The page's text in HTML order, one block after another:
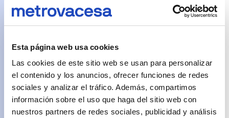
Esta página web usa cookies
Las cookies de este sitio web se usan para personalizar
el contenido y los anuncios, ofrecer funciones de redes
sociales y analizar el tráfico. Además, compartimos
información sobre el uso que haga del sitio web con
nuestros partners de redes sociales, publicidad y análisis
aplicará el
innovador sistema
Grupo Avintia,
Viom System, que
ofrece la
posibilidad de
diseñar y producir